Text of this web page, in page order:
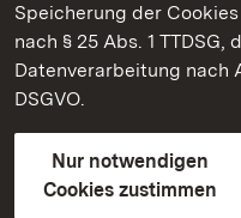
Speicherung der
nach § 25 Abs. 1
Datenverarbeitung nach
DSGVO.
Nur notwendigen
Cookies zustimmen
Staatliche Schlösser
Kontakt
Gebärdensprache
Erklärung zur
BITV-konform (geprüfte